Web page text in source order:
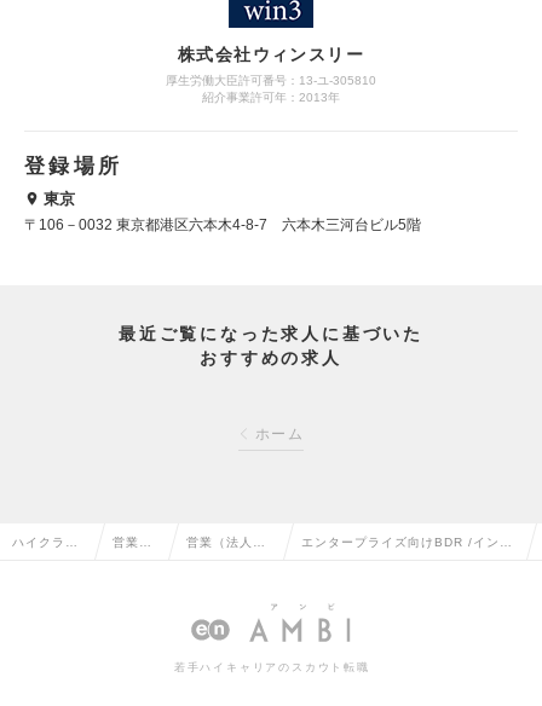
株式会社ウィンスリー
厚生労働大臣許可番号：13-ユ-305810
紹介事業許可年：2013年
登録場所
東京
〒106－0032 東京都港区六本木4-8-7 六本木三河台ビル5階
最近ご覧になった求人に基づいた
おすすめの求人
ホーム
ハイクラス 営業系 営業（法人向 エンタープライズ向けBDR /インサ
若手ハイキャリアのスカウト転職